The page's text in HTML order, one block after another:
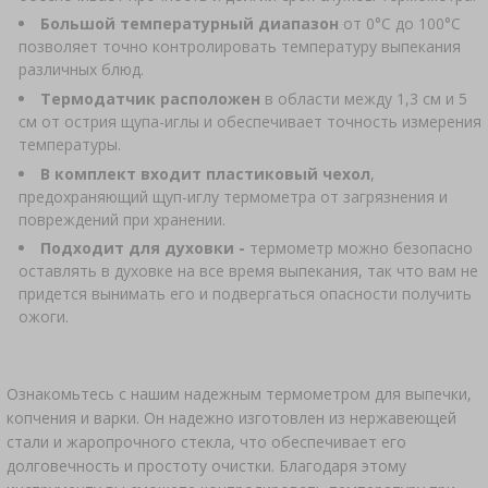
ЗАКВАСКИ БАКТЕРИАЛЬНЫЕ
ЛИТЕРАТУРА ПО КОЛБАСНОМУ ДЕЛУ
АРОМАТ КОПТИЛЬНОГО ДЫМА
БУТЫЛКИ ›
БУТЫЛИ С УЗКИМ ГОРЛЫШКОМ ›
СТЕЛЛАЖИ
АРОМАТИЗАЦИЯ
ЛИТЕРАТУРА
ЭТИКЕТКИ
АНАЛИЗ АЛКОГОЛЯ
ЛИТЕРАТУРА
АВТОТОВАРЫ
Большой температурный диапазон от 0°С до 100°С
позволяет точно контролировать температуру выпекания
различных блюд.
Термодатчик расположен в области между 1,3 см и 5
см от острия щупа-иглы и обеспечивает точность измерения
температуры.
В комплект входит пластиковый чехол,
предохраняющий щуп-иглу термометра от загрязнения и
повреждений при хранении.
Подходит для духовки - термометр можно безопасно
оставлять в духовке на все время выпекания, так что вам не
придется вынимать его и подвергаться опасности получить
ожоги.
Ознакомьтесь с нашим надежным термометром для выпечки,
копчения и варки. Он надежно изготовлен из нержавеющей
стали и жаропрочного стекла, что обеспечивает его
долговечность и простоту очистки. Благодаря этому